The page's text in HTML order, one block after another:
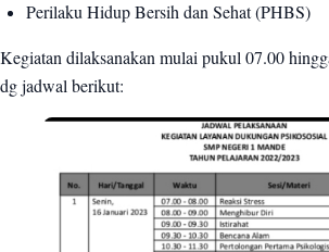
Perilaku Hidup Bersih dan Sehat (PHBS)
Kegiatan dilaksanakan mulai pukul 07.00
dg jadwal berikut: